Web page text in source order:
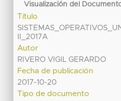
Visualización del
Título
II_2017A
Autor
RIVERO VIGIL GERARDO
Fecha de publicación
2017-10-20
Tipo de documento